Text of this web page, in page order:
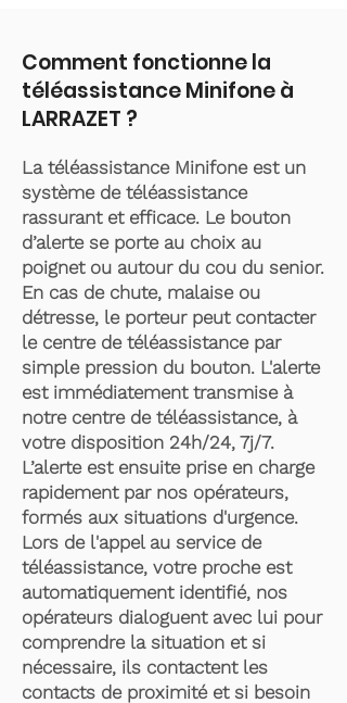
Comment fonctionne la
téléassistance Minifone à
LARRAZET ?
La téléassistance Minifone est un
système de téléassistance
rassurant et efficace. Le bouton
d’alerte se porte au choix au
poignet ou autour du cou du senior.
En cas de chute, malaise ou
détresse, le porteur peut contacter
le centre de téléassistance par
simple pression du bouton. L'alerte
est immédiatement transmise à
notre centre de téléassistance, à
votre disposition 24h/24, 7j/7.
L’alerte est ensuite prise en charge
rapidement par nos opérateurs,
formés aux situations d'urgence.
Lors de l'appel au service de
téléassistance, votre proche est
automatiquement identifié, nos
opérateurs dialoguent avec lui pour
comprendre la situation et si
nécessaire, ils contactent les
contacts de proximité et si besoin